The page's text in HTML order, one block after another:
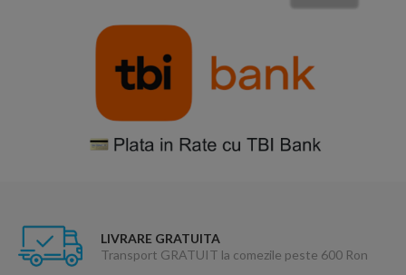
LIVRARE GRATUITA
Transport GRATUIT la comezile peste 600 Ron